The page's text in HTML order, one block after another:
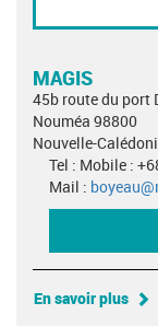
MAGIS
45b route du port
Nouméa 98800
Nouvelle-
Tel : Mobile :
Mail :
En savoir plus